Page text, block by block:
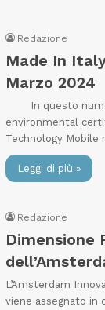
Redazione
Made In
Marzo 2024
In questo
environmental
Technology
Leggi di più »
Redazione
Dimensione
L’Amsterdam
viene assegnato in